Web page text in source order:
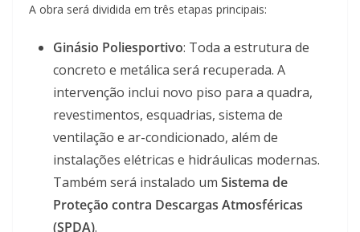
A obra será dividida em três etapas principais:
Ginásio Poliesportivo: Toda a estrutura de
concreto e metálica será recuperada. A
intervenção inclui novo piso para a quadra,
revestimentos, esquadrias, sistema de
ventilação e ar-condicionado, além de
instalações elétricas e hidráulicas modernas.
Também será instalado um Sistema de
Proteção contra Descargas Atmosféricas
(SPDA).